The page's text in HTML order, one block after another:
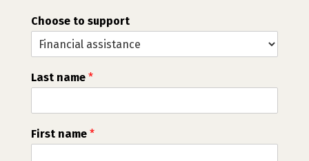
Choose to support
Last name *
First name *